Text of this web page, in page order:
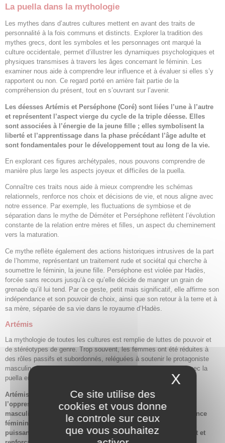
La puella dans la mythologie
Les mythes dans d’autres cultures mettent en avant des traits de
personnalité à la fois communs et distincts. Explorer la tradition des
mythes grecs, dont les symboles et les personnages ont marqué la
culture occidentale, permet d’illustrer les dynamiques psychologiques et
physiques transmises à travers les âges concernant le féminin. Les
examiner nous aide à comprendre leur influence et à évaluer si elles s’y
rapportent ou non. Ce regard porté en arrière fait partie de la
compréhension du présent, tout en s’ouvrant sur l’avenir.
Les déesses Artémis et Perséphone (Coré) sont liées l’une à l’autre
et représentent l’aspect vierge du cycle de la triple déesse. Elles
sont associées à l’énergie de la jeune fille ; elles symbolisent la
liberté et l’apprentissage dans la phase précédant l’âge adulte et
sont fondamentales pour le développement tout au long de la vie.
En explorant ces figures archétypales, nous pouvons comprendre de
manière plus large les aspects joyeux et difficiles de la puella.
Connaître ces traits nous aide à mieux comprendre les schémas
relationnels, renforce nos choix et décisions de vie, et nous aligne avec
notre essence. Par exemple, les fluctuations de symbiose et de
séparation dans le mythe de Déméter et Perséphone reflètent l’évolution
constante de la relation entre mères et filles, un aspect du cheminement
vers la maturation.
Ce mythe reflète également des actions historiques intrusives de la part
de l’homme, représentant un traitement rude et sociétal qui cherche à
soumettre le féminin, la jeune fille. Perséphone est violée par Hadès,
forcée sans recours jusqu’à ce qu’elle décide de manger un grain de
grenade qu’il lui tend. Par ce geste, petit mais significatif, elle affirme son
indépendance et son pouvoir de choix, ainsi que son retour à la terre et à
sa mère, séparée de sa vie dans le royaume d’Hadès.
Artémis
La mythologie de toutes les cultures est remplie de luttes de pouvoir et
de stéréotypes de genre. Trop souvent, les femmes ont été réduites à
des rôles passifs et subordonnés, reléguées à soutenir le protagoniste
masculin. Cela nous conduit à la figure d’Artémis, qui s’aligne avec la
puella en tant que protectrice du développement des jeunes filles.
Artémis résiste à l’emprise patriarcale, à la manipulation et à
l’oppression des femmes, s’opposant fermement à l’autorité
masculine. Elle illustre le potentiel émancipateur de la résilience
féminine, de la sagesse et de l’autonomie. Elle enseigne la
puissance féminine, le respect et l’égalité, validant, restaurant et
Ce site utilise des
cookies et vous donne
le controle sur ceux
que vous souhaitez
X